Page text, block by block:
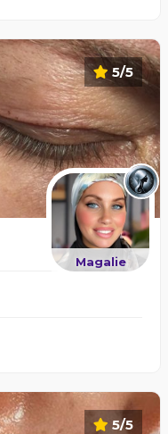
5/5
Magalie
5/5